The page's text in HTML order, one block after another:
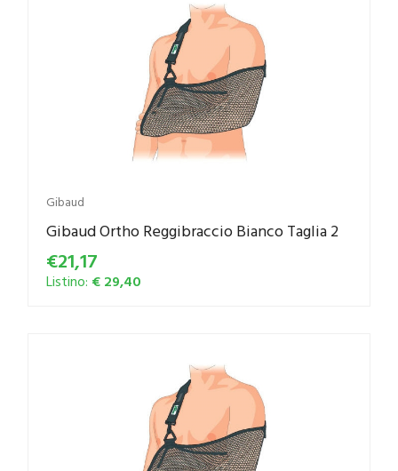
Gibaud
Gibaud Ortho Reggibraccio Bianco Taglia 2
€21,17
Listino: € 29,40